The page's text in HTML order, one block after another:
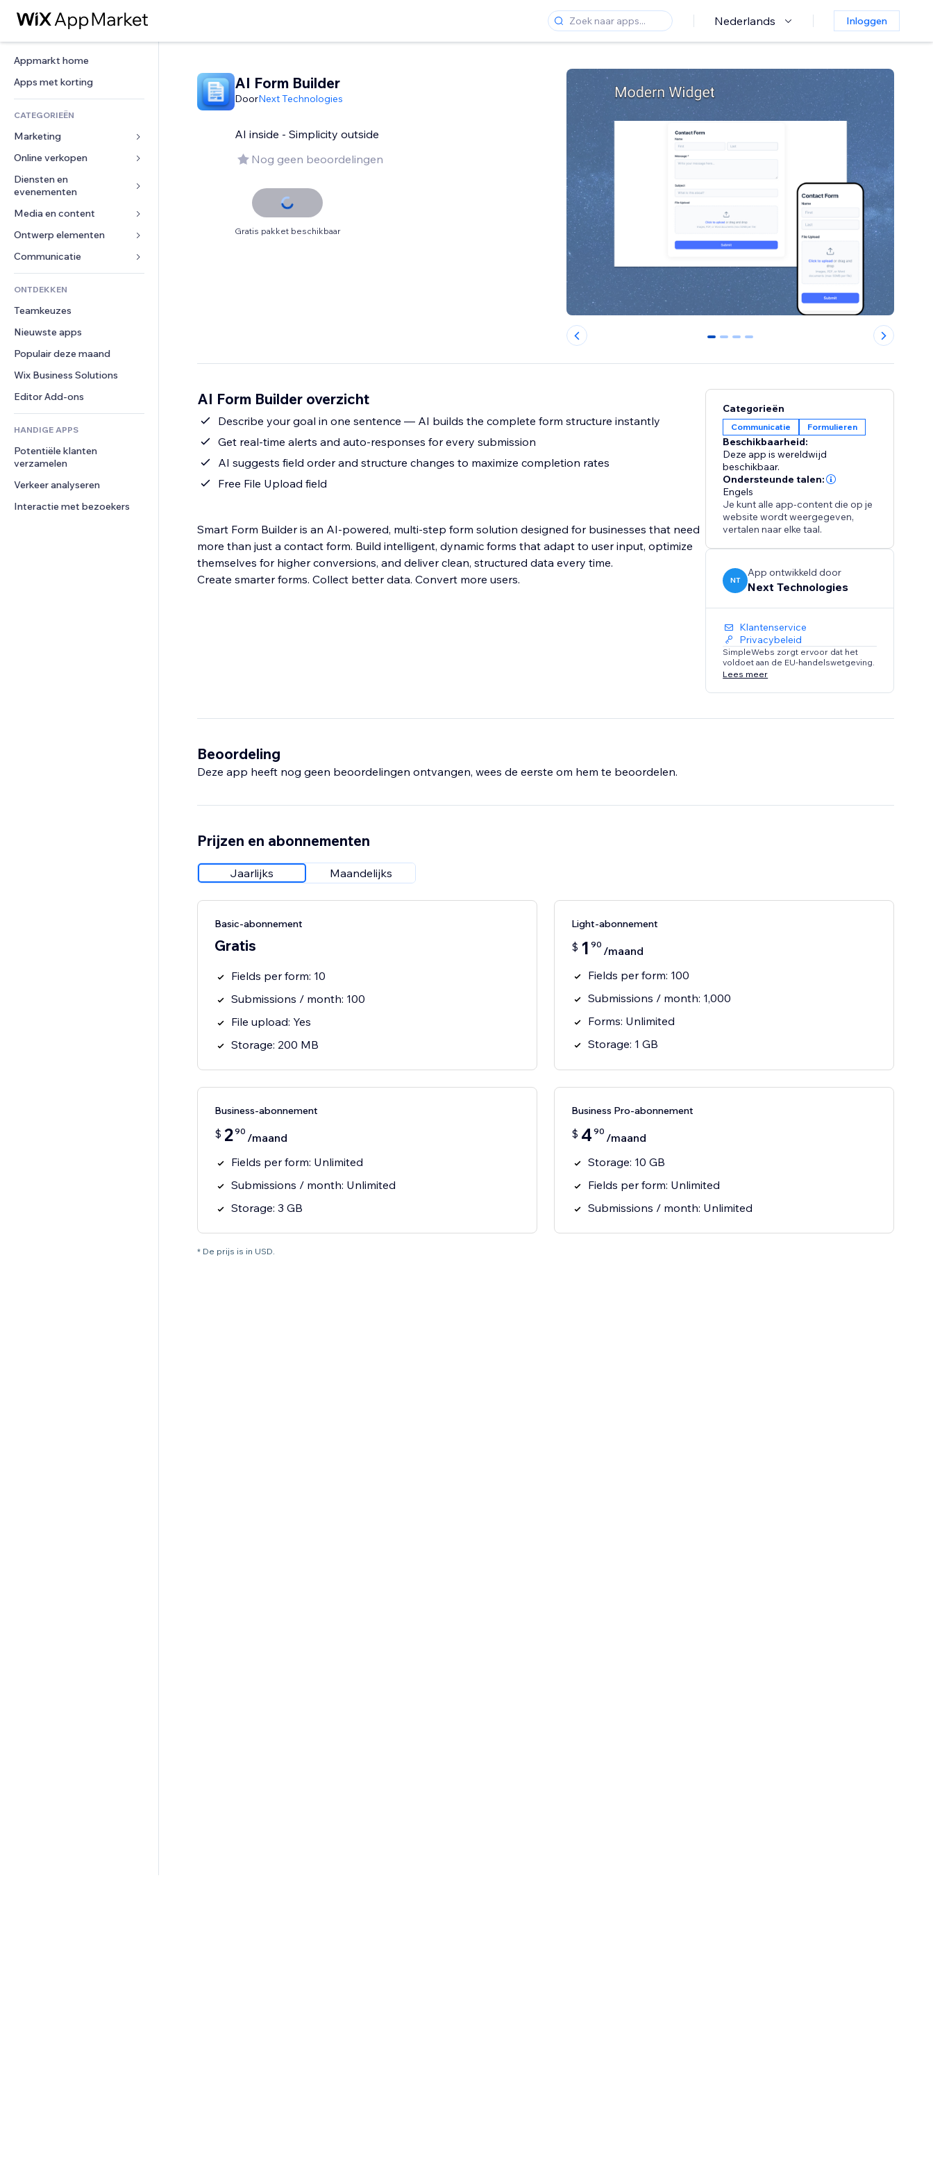
Nederlands Inloggen
Appmarkt home
Apps met korting
CATEGORIEËN
Marketing
Advertenties
Mobiel
Analytics
Social media
SEO
Betrokkenheid
Websitevermeldingen
E-mail
Conversie
Online verkopen
Apps voor webshops
Verzending en levering
Verkoopknoppen
Online cursussen
Print on demand
Boekhouding
Coupons en loyaliteit
Opslagoplossingen
Dropshipping
Prijzen en abonnementen
Crowdfunding
Eten en drinken
Diensten en
evenementen
Hotels
Evenementen
Restaurants
Vastgoed
Boekingen
Media en content
Galerij
Muziek
Podcasts
Fotografie
Video
PDF
Bestanden delen
Nieuws
Ontwerp elementen
Kaarten en navigatie
Privacy en beveiliging
Ontime
Pagina templates
Afbeeldingseffecten
Knoppen en menu's
Banners en badges
Rekenmachines
Zoeken
Weer
Grafieken en tabellen
Formulieren
Enquêtes
Chat
Opmerkingen
Telefoonnummer
Community
Beoordelingen en testimonials
CRM
ONTDEKKEN
Teamkeuzes
Nieuwste apps
Populair deze maand
Wix Business Solutions
Editor Add-ons
HANDIGE APPS
Potentiële klanten
verzamelen
Verkeer analyseren
Interactie met bezoekers
AI Form Builder
DoorNext Technologies
AI inside - Simplicity outside
Nog geen beoordelingen
Gratis pakket beschikbaar
0 1 2 3
AI Form Builder overzicht
Describe your goal in one sentence — AI builds the complete form structure instantly
Get real-time alerts and auto-responses for every submission
AI suggests field order and structure changes to maximize completion rates
Free File Upload field
Smart Form Builder is an AI-powered, multi-step form solution designed for businesses that need
more than just a contact form. Build intelligent, dynamic forms that adapt to user input, optimize
themselves for higher conversions, and deliver clean, structured data every time.
Create smarter forms. Collect better data. Convert more users.
Categorieën
Communicatie Formulieren
Beschikbaarheid:
Deze app is wereldwijd
beschikbaar.
Ondersteunde talen:
Engels
Je kunt alle app-content die op je
website wordt weergegeven,
vertalen naar elke taal.
NT
App ontwikkeld door
Next Technologies
Klantenservice
Privacybeleid
SimpleWebs zorgt ervoor dat het
voldoet aan de EU-handelswetgeving.
Lees meer
Beoordeling
Deze app heeft nog geen beoordelingen ontvangen, wees de eerste om hem te beoordelen.
Prijzen en abonnementen
Jaarlijks Maandelijks
Basic-abonnement
Gratis
Fields per form: 10
Submissions / month: 100
File upload: Yes
Storage: 200 MB
Light-abonnement
$ 1 90 /maand
Fields per form: 100
Submissions / month: 1,000
Forms: Unlimited
Storage: 1 GB
Business-abonnement
$ 290 /maand
Fields per form: Unlimited
Submissions / month: Unlimited
Storage: 3 GB
Business Pro-abonnement
$ 4 90 /maand
Storage: 10 GB
Fields per form: Unlimited
Submissions / month: Unlimited
* De prijs is in USD.